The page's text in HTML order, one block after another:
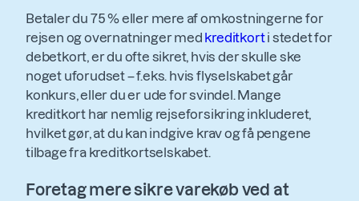
Betaler du 75 % eller mere af omkostningerne for
rejsen og overnatninger med kreditkorti stedet for
debetkort, er du ofte sikret, hvis der skulle ske
noget uforudset – f.eks. hvis flyselskabet går
konkurs, eller du er ude for svindel. Mange
kreditkort har nemlig rejseforsikring inkluderet,
hvilket gør, at du kan indgive krav og få pengene
tilbage fra kreditkortselskabet.
Foretag mere sikre varekøb ved at